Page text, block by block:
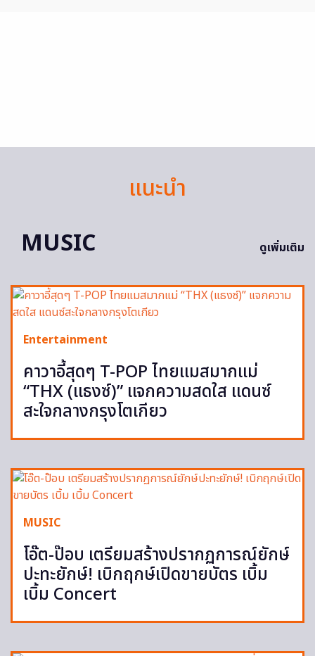
แนะนำ
MUSIC
ดูเพิ่มเติม
Entertainment
คาวาอี้สุดๆ T-POP ไทยแมสมากแม่
“THX (แธงซ์)” แจกความสดใส แดนซ์
สะใจกลางกรุงโตเกียว
MUSIC
โอ๊ต-ป๊อบ เตรียมสร้างปรากฏการณ์ยักษ์
ปะทะยักษ์! เบิกฤกษ์เปิดขายบัตร เบิ้ม
เบิ้ม Concert